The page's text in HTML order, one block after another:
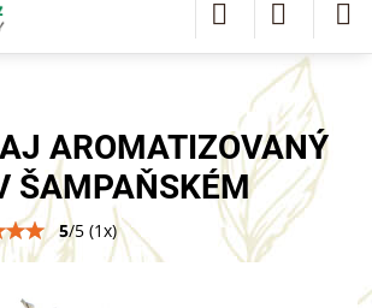
AROMATIZOVANÝ
ŠAMPAŇSKÉM
5/5 (1x)